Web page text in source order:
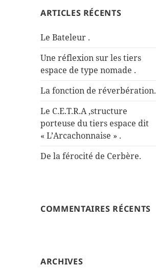
ARTICLES RÉCENTS
Le Bateleur .
Une réflexion sur les tiers
espace de type nomade .
La fonction de réverbération.
Le C.E.T.R.A ,structure
porteuse du tiers espace dit
« L’Arcachonnaise » .
De la férocité de Cerbère.
COMMENTAIRES RÉCENTS
ARCHIVES